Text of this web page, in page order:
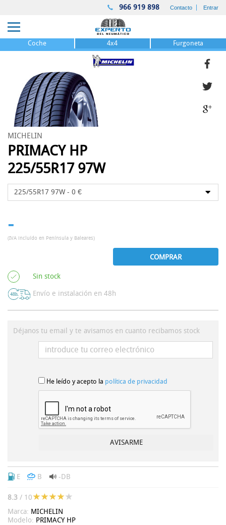
966 919 898 Contacto Entrar
Coche 4x4 Furgoneta
MICHELIN
PRIMACY HP
225/55R17 97W
-
(IVA incluído en Península y Baleares)
COMPRAR
Sin stock
Envío e instalación en 48h
Déjanos tu email y te avisamos en cuanto recibamos stock
He leído y acepto la política de privacidad
E B -DB
8.3 / 10
Marca: MICHELIN
Modelo: PRIMACY HP